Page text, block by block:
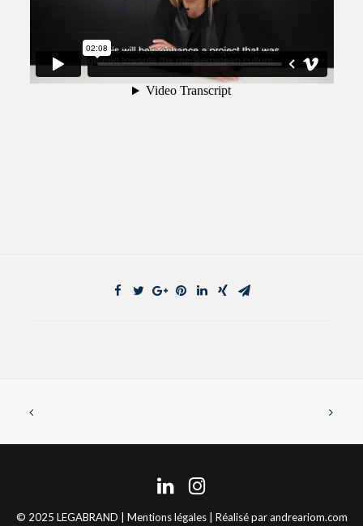
© 2025 LEGABRAND | Mentions légales| Réalisé parandreariom.com